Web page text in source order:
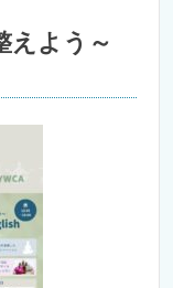
えよう～